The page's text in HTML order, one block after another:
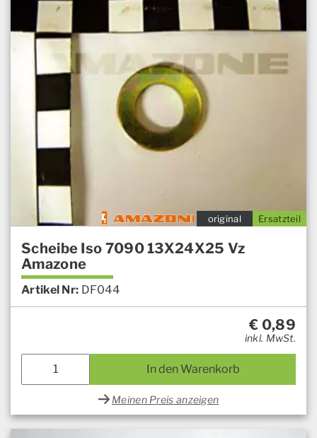
Ersatzteil
original
Scheibe Iso 7090 13X24X25 Vz
Amazone
Artikel Nr: DF044
€ 0,89
inkl. MwSt.
In den Warenkorb
Meinen Preis anzeigen